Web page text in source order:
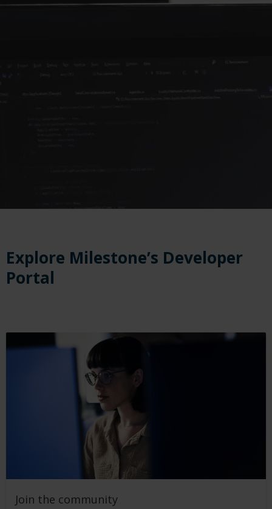
Explore Milestone’s Developer
Portal
Join the community